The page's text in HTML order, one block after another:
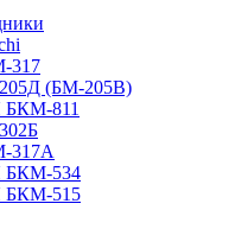
317
(БМ-205В)
811
317А
534
515